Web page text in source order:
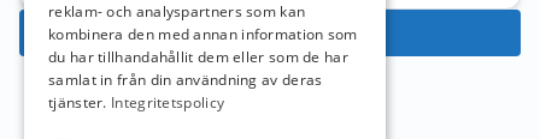
Ansök nu
reklam- och analyspartners som kan
kombinera den med annan information som
du har tillhandahållit dem eller som de har
samlat in från din användning av deras
tjänster. Integritetspolicy